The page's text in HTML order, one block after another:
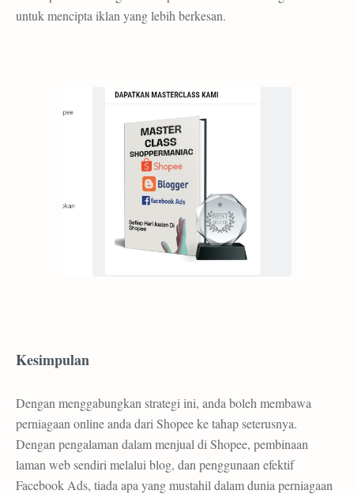
untuk mencipta iklan yang lebih berkesan.
Kesimpulan
Dengan menggabungkan strategi ini, anda boleh membawa
perniagaan online anda dari Shopee ke tahap seterusnya.
Dengan pengalaman dalam menjual di Shopee, pembinaan
laman web sendiri melalui blog, dan penggunaan efektif
Facebook Ads, tiada apa yang mustahil dalam dunia perniagaan